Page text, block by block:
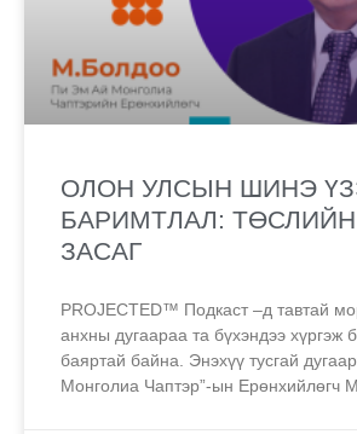
ОЛОН УЛСЫН ШИНЭ
БАРИМТЛАЛ:
ЗАСАГ
PROJECTED™ Подкаст –д тавтай
анхны дугаараа та бүхэндээ хүргэж
баяртай байна. Энэхүү тусгай
Монголиа Чаптэр”-ын Ерөнхийлөгч